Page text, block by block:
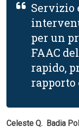
Servizio
per un
FAAC
rapido,
Celeste Q.  Badia